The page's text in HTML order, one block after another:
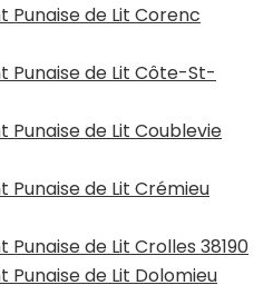
de Lit Corenc
Punaise de Lit Côte-St-
de Lit Coublevie
de Lit Crémieu
de Lit Crolles 38190
de Lit Dolomieu